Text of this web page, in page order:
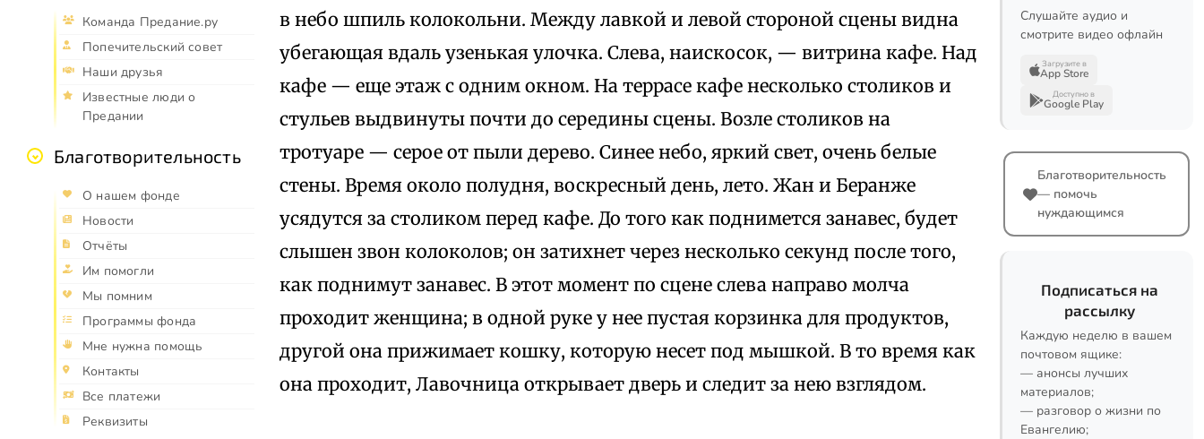
Команда Предание.ру
Попечительский совет
Наши друзья
Известные люди о
Предании
Благотворительность
О нашем фонде
Новости
Отчёты
Им помогли
Мы помним
Программы фонда
Мне нужна помощь
Контакты
Все платежи
Реквизиты
в небо шпиль колокольни. Между лавкой и левой стороной сцены видна
убегающая вдаль узенькая улочка. Слева, наискосок, — витрина кафе. Над
кафе — еще этаж с одним окном. На террасе кафе несколько столиков и
стульев выдвинуты почти до середины сцены. Возле столиков на
тротуаре — серое от пыли дерево. Синее небо, яркий свет, очень белые
стены. Время около полудня, воскресный день, лето. Жан и Беранже
усядутся за столиком перед кафе. До того как поднимется занавес, будет
слышен звон колоколов; он затихнет через несколько секунд после того,
как поднимут занавес. В этот момент по сцене слева направо молча
проходит женщина; в одной руке у нее пустая корзинка для продуктов,
другой она прижимает кошку, которую несет под мышкой. В то время как
она проходит, Лавочница открывает дверь и следит за нею взглядом.
Слушайте аудио и
смотрите видео офлайн
Загрузите в
App Store
Доступно в
Google Play
Благотворительность
— помочь
нуждающимся
Подписаться на
рассылку
Каждую неделю в вашем
почтовом ящике:
— анонсы лучших
материалов;
— разговор о жизни по
Евангелию;